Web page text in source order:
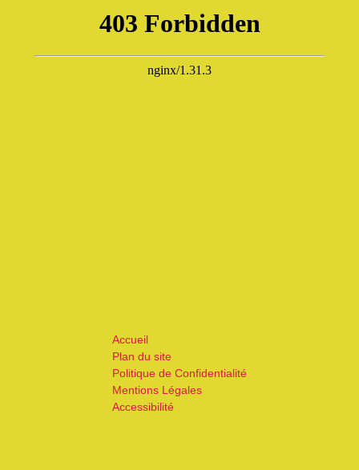
Accueil
Plan du site
Politique de Confidentialité
Mentions Légales
Accessibilité